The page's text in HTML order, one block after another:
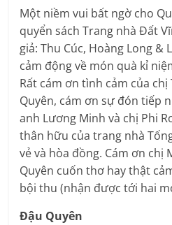
Một niềm vui bất ngờ cho
quyển sách Trang nhà Đất
giả: Thu Cúc, Hoàng Long &
cảm động về món quà kỉ
Rất cám ơn tình cảm của
Quyên, cám ơn sự đón tiếp
anh Lương Minh và chị Phi
thân hữu của trang nhà
vẻ và hòa đồng. Cám ơn chị
Quyên cuốn thơ hay thật
bội thu (nhận được tới hai
Đậu Quyên